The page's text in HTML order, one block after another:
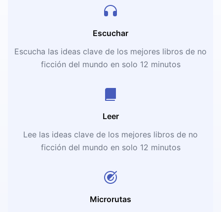
Escuchar
Escucha las ideas clave de los mejores libros de no
ficción del mundo en solo 12 minutos
Leer
Lee las ideas clave de los mejores libros de no
ficción del mundo en solo 12 minutos
Microrutas